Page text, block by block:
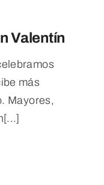
Valentín
más
Mayores,